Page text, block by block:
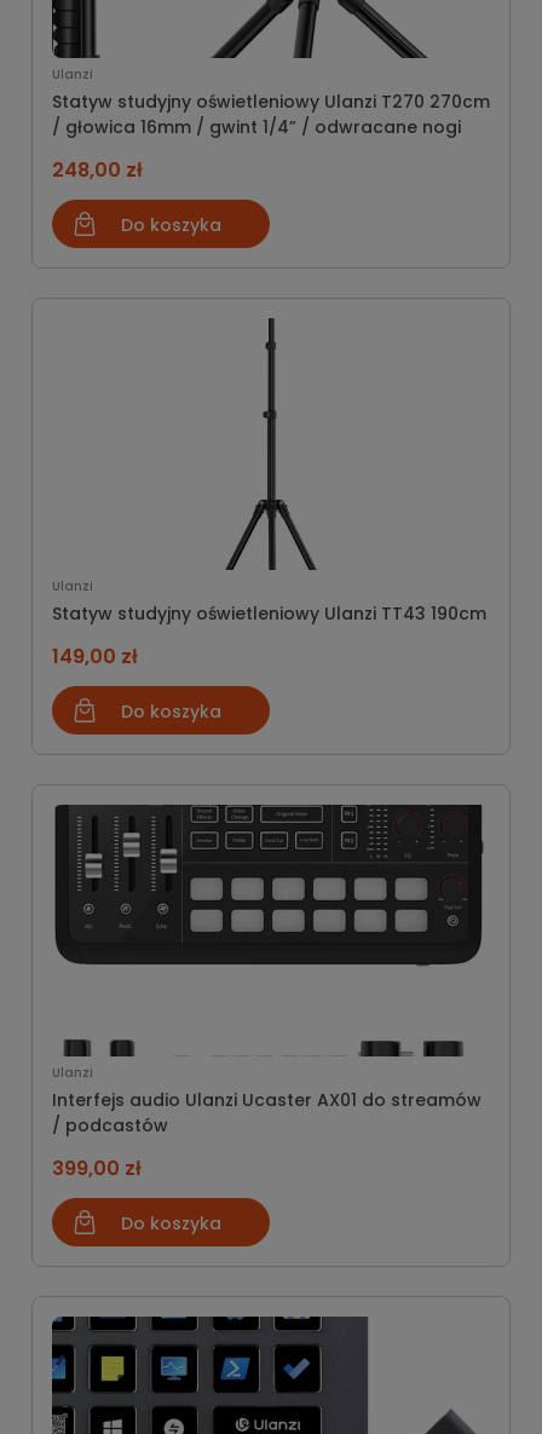
Ulanzi
Statyw studyjny oświetleniowy Ulanzi T270 270cm
/ głowica 16mm / gwint 1/4” / odwracane nogi
248,00 zł
Do koszyka
Ulanzi
Statyw studyjny oświetleniowy Ulanzi TT43 190cm
149,00 zł
Do koszyka
Ulanzi
Interfejs audio Ulanzi Ucaster AX01 do streamów
/ podcastów
399,00 zł
Do koszyka